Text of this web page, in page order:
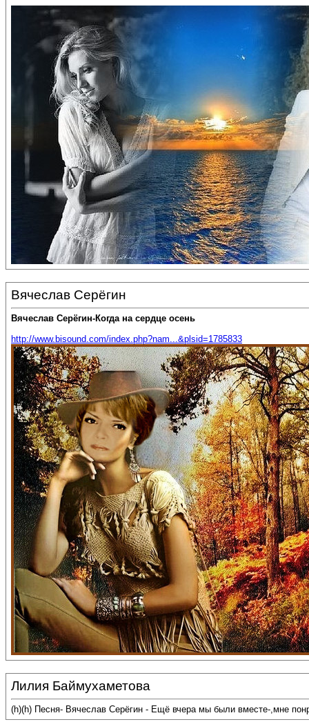
Вячеслав Серёгин
Вячеслав Серёгин-Когда на сердце осень
http://www.bisound.com/index.php?nam...&plsid=1785833
Лилия Баймухаметова
(h)(h) Песня- Вячеслав Серёгин - Ещё вчера мы были вместе-,мне